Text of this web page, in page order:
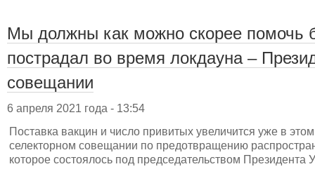
Мы должны как можно скорее помочь
пострадал во время локдауна –
совещании
6 апреля 2021 года - 13:54
Поставка вакцин и число привитых увеличится уже в
селекторном совещании по предотвращению
которое состоялось под председательством